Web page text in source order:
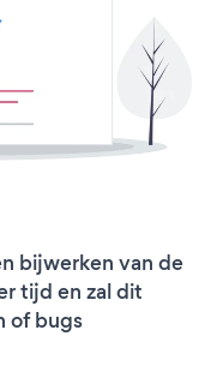
bijwerken van de
tijd en zal dit
of bugs